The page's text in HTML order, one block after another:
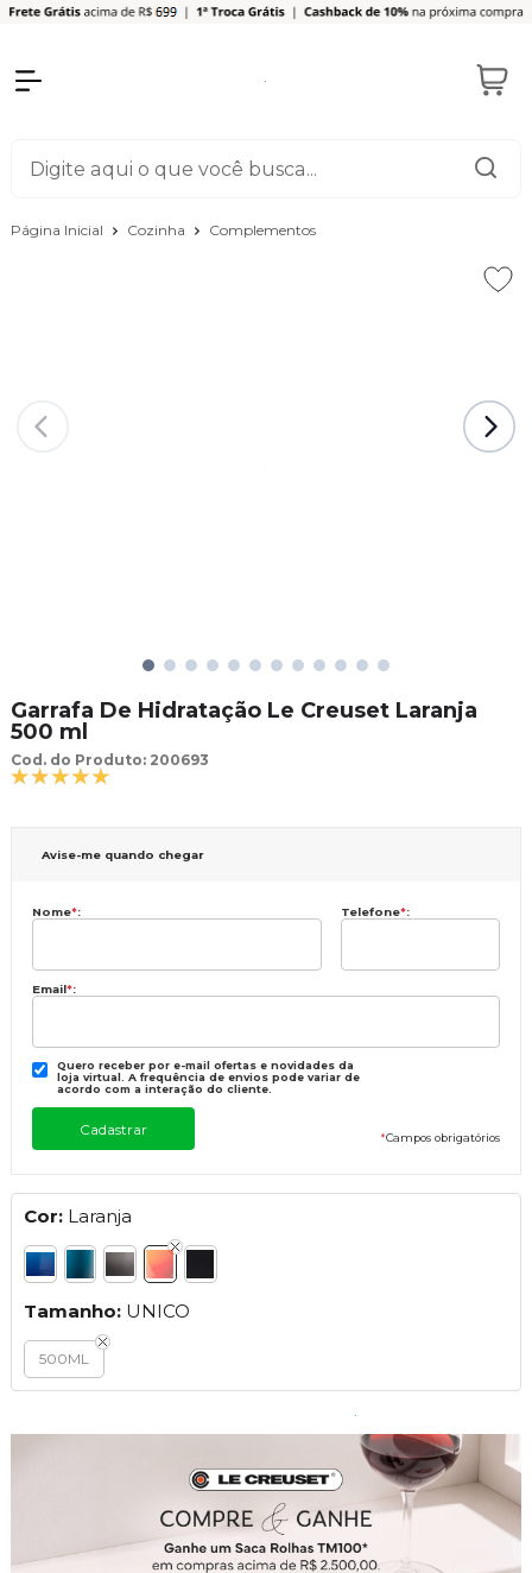
Página Inicial Cozinha Complementos
Garrafa De Hidratação Le Creuset Laranja
500 ml
Cod. do Produto: 200693
Avise-me quando chegar
Nome*: Telefone*:
Email*:
Quero receber por e-mail ofertas e novidades da
loja virtual. A frequência de envios pode variar de
acordo com a interação do cliente.
*Campos obrigatórios
Cor: Laranja
Tamanho: UNICO
500ML